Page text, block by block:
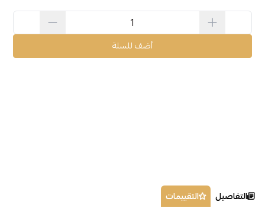
أضف للسلة
التفاصيل التقييمات